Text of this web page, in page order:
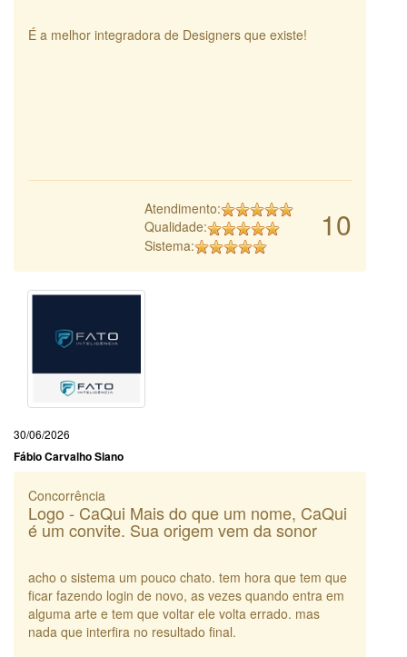
É a melhor integradora de Designers que existe!
10
Atendimento:
Qualidade:
Sistema:
30/06/2026
Fábio Carvalho Siano
Concorrência
Logo - CaQui Mais do que um nome, CaQui
é um convite. Sua origem vem da sonor
acho o sistema um pouco chato. tem hora que tem que
ficar fazendo login de novo, as vezes quando entra em
alguma arte e tem que voltar ele volta errado. mas
nada que interfira no resultado final.